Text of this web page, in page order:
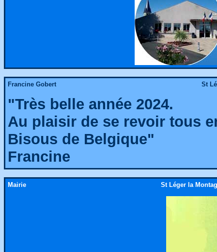
Francine Gobert St
"Très belle année 2024.
Au plaisir de se revoir tous
Bisous de Belgique"
Francine
Mairie St Léger la